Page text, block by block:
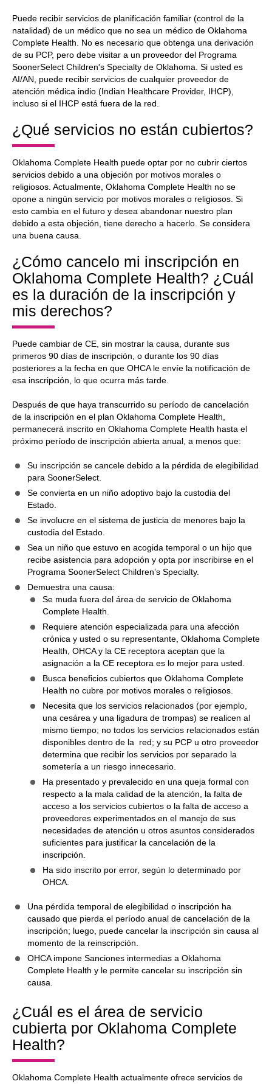
Puede recibir servicios de planificación familiar (control de la
natalidad) de un médico que no sea un médico de Oklahoma
Complete Health. No es necesario que obtenga una derivación
de su PCP, pero debe visitar a un proveedor del Programa
SoonerSelect Children's Specialty de Oklahoma. Si usted es
AI/AN, puede recibir servicios de cualquier proveedor de
atención médica indio (Indian Healthcare Provider, IHCP),
incluso si el IHCP está fuera de la red.
¿Qué servicios no están cubiertos?
Oklahoma Complete Health puede optar por no cubrir ciertos
servicios debido a una objeción por motivos morales o
religiosos. Actualmente, Oklahoma Complete Health no se
opone a ningún servicio por motivos morales o religiosos. Si
esto cambia en el futuro y desea abandonar nuestro plan
debido a esta objeción, tiene derecho a hacerlo. Se considera
una buena causa.
¿Cómo cancelo mi inscripción en
Oklahoma Complete Health? ¿Cuál
es la duración de la inscripción y
mis derechos?
Puede cambiar de CE, sin mostrar la causa, durante sus
primeros 90 días de inscripción, o durante los 90 días
posteriores a la fecha en que OHCA le envíe la notificación de
esa inscripción, lo que ocurra más tarde.
Después de que haya transcurrido su período de cancelación
de la inscripción en el plan Oklahoma Complete Health,
permanecerá inscrito en Oklahoma Complete Health hasta el
próximo período de inscripción abierta anual, a menos que:
Su inscripción se cancele debido a la pérdida de elegibilidad
para SoonerSelect.
Se convierta en un niño adoptivo bajo la custodia del
Estado.
Se involucre en el sistema de justicia de menores bajo la
custodia del Estado.
Sea un niño que estuvo en acogida temporal o un hijo que
recibe asistencia para adopción y opta por inscribirse en el
Programa SoonerSelect Children’s Specialty.
Demuestra una causa:
Se muda fuera del área de servicio de Oklahoma
Complete Health.
Requiere atención especializada para una afección
crónica y usted o su representante, Oklahoma Complete
Health, OHCA y la CE receptora aceptan que la
asignación a la CE receptora es lo mejor para usted.
Busca beneficios cubiertos que Oklahoma Complete
Health no cubre por motivos morales o religiosos.
Necesita que los servicios relacionados (por ejemplo,
una cesárea y una ligadura de trompas) se realicen al
mismo tiempo; no todos los servicios relacionados están
disponibles dentro de la red; y su PCP u otro proveedor
determina que recibir los servicios por separado la
sometería a un riesgo innecesario.
Ha presentado y prevalecido en una queja formal con
respecto a la mala calidad de la atención, la falta de
acceso a los servicios cubiertos o la falta de acceso a
proveedores experimentados en el manejo de sus
necesidades de atención u otros asuntos considerados
suficientes para justificar la cancelación de la
inscripción.
Ha sido inscrito por error, según lo determinado por
OHCA.
Una pérdida temporal de elegibilidad o inscripción ha
causado que pierda el período anual de cancelación de la
inscripción; luego, puede cancelar la inscripción sin causa al
momento de la reinscripción.
OHCA impone Sanciones intermedias a Oklahoma
Complete Health y le permite cancelar su inscripción sin
causa.
¿Cuál es el área de servicio
cubierta por Oklahoma Complete
Health?
Oklahoma Complete Health actualmente ofrece servicios de